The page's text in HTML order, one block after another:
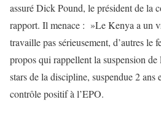
assuré Dick Pound, le président de la
rapport. Il menace : »Le Kenya a un
travaille pas sérieusement, d’autres le
propos qui rappellent la suspension de
stars de la discipline, suspendue 2
contrôle positif à l’EPO.